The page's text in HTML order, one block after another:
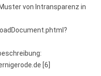
von Intransparenz in
[6]